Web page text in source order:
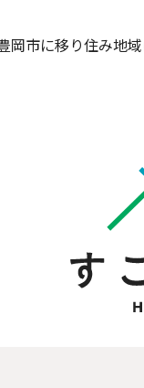
市に移り住み地